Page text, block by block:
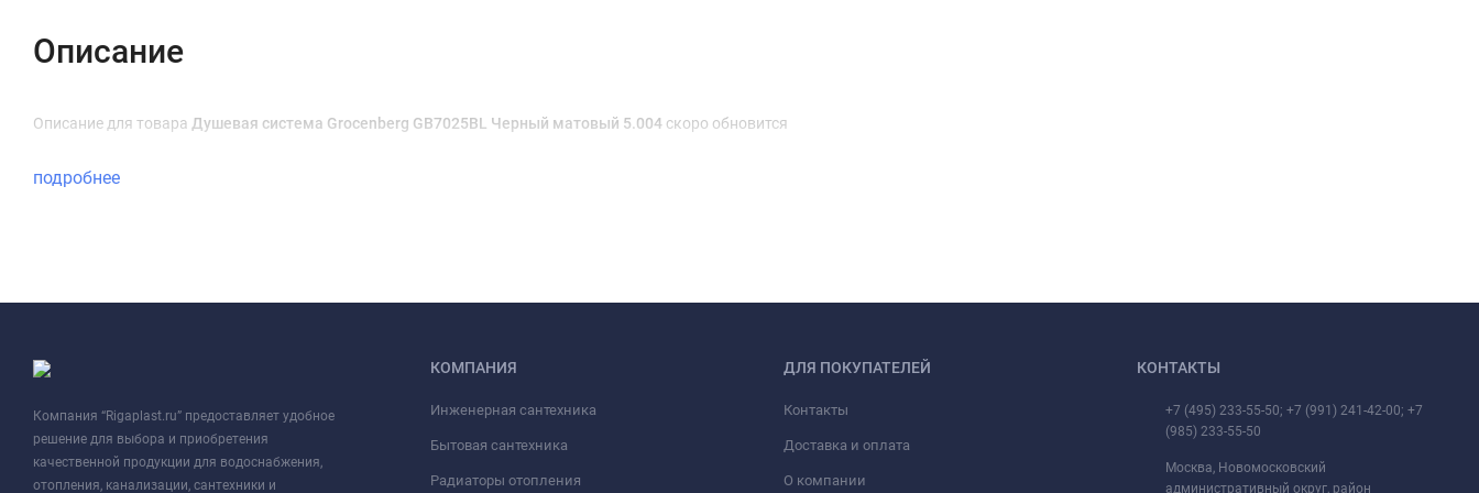
Описание
Описание для товара Душевая система Grocenberg GB7025BL Черный матовый 5.004 скоро обновится
подробнее
Компания “Rigaplast.ru” предоставляет удобное
решение для выбора и приобретения
качественной продукции для водоснабжения,
отопления, канализации, сантехники и
КОМПАНИЯ
Инженерная сантехника
Бытовая сантехника
Радиаторы отопления
ДЛЯ ПОКУПАТЕЛЕЙ
Контакты
Доставка и оплата
О компании
КОНТАКТЫ
+7 (495) 233-55-50; +7 (991) 241-42-00; +7
(985) 233-55-50
Москва, Новомосковский
административный округ, район